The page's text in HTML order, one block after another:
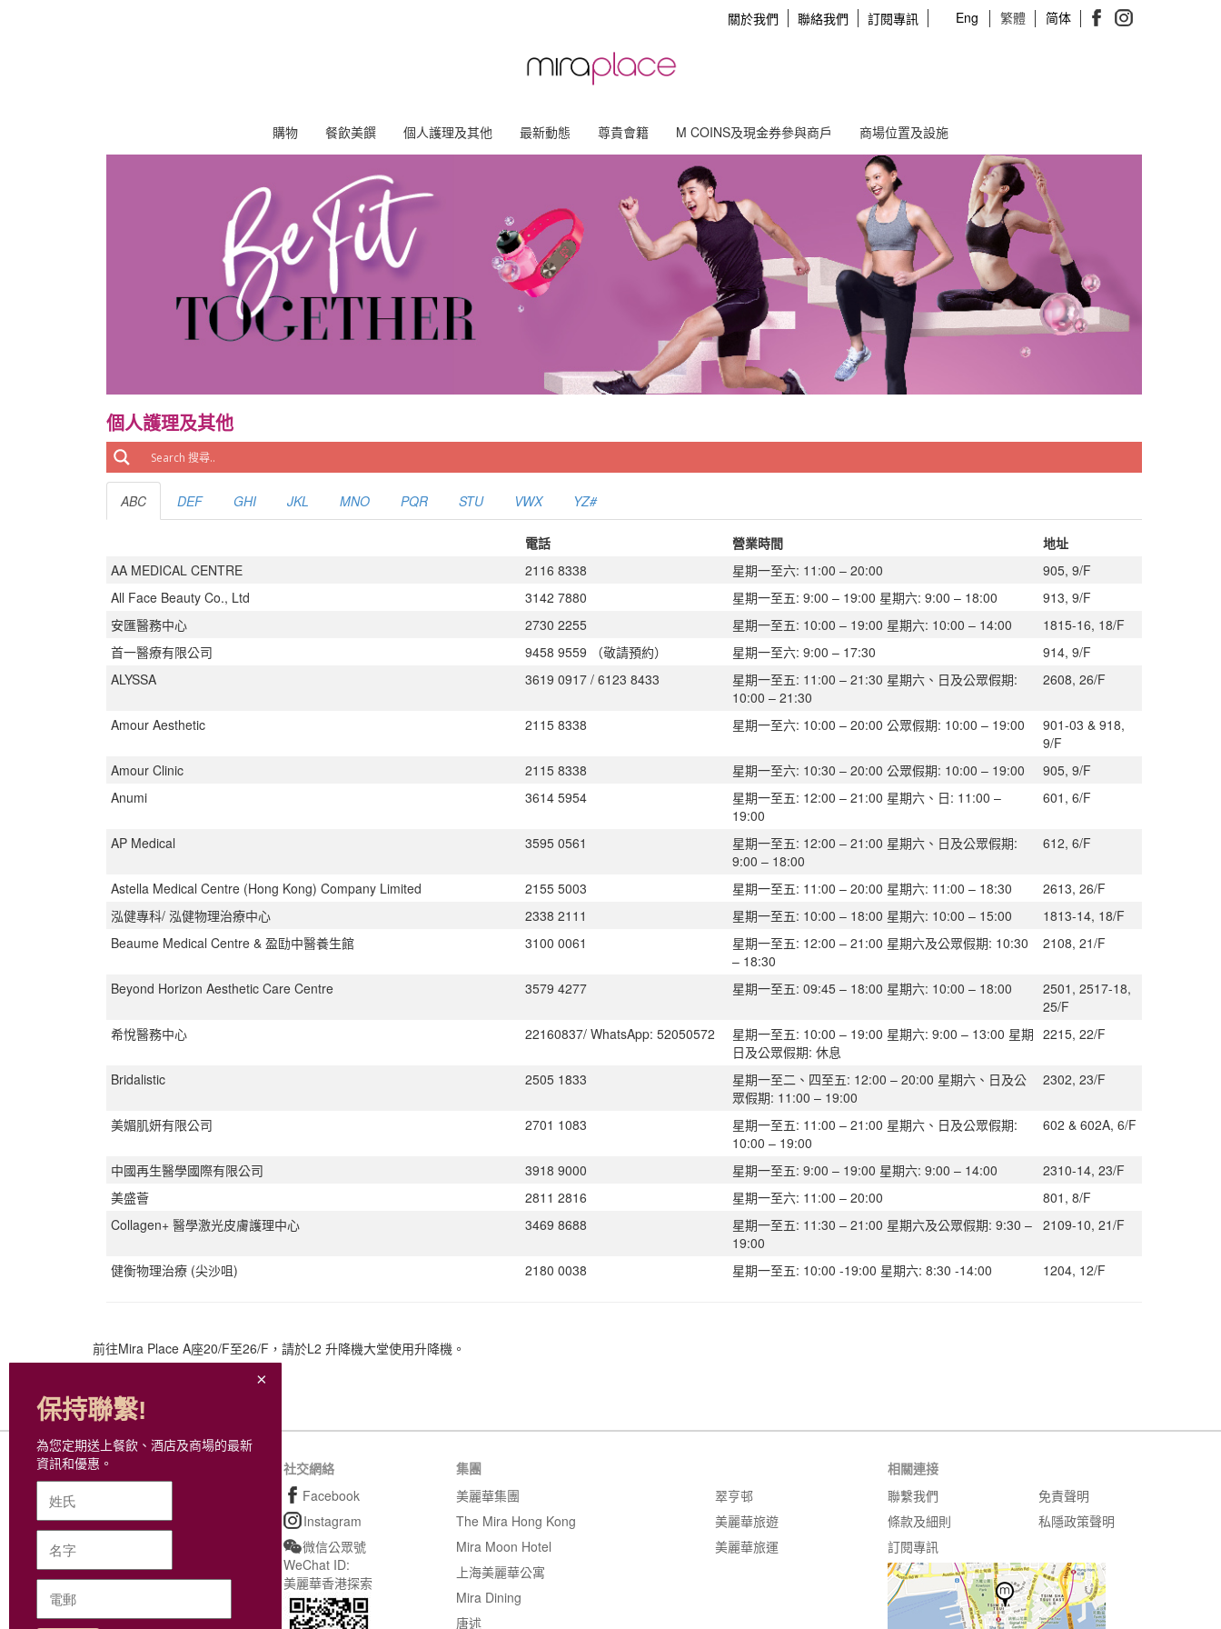
Eng 繁體 简体
關於我們 聯絡我們 訂閱專訊
購物 餐飲美饌 個人護理及其他 最新動態 尊貴會籍 M COINS及現金券參與商戶 商場位置及設施
個人護理及其他
ABC DEF GHI JKL MNO PQR STU VWX YZ#
電話 營業時間
地址
AA MEDICAL CENTRE
2116 8338 星期一至六: 11:00 – 20:00
905, 9/F
All Face Beauty Co., Ltd
3142 7880 星期一至五: 9:00 – 19:00 星期六: 9:00 – 18:00
913, 9/F
安匯醫務中心
2730 2255 星期一至五: 10:00 – 19:00 星期六: 10:00 – 14:00
1815-16, 18/F
首一醫療有限公司
9458 9559 （敬請預約） 星期一至六: 9:00 – 17:30
914, 9/F
ALYSSA
3619 0917 / 6123 8433
星期一至五: 11:00 – 21:30 星期六、日及公眾假期:
10:00 – 21:30
2608, 26/F
Amour Aesthetic 2115 8338 星期一至六: 10:00 – 20:00 公眾假期: 10:00 – 19:00
901-03 & 918,
9/F
Amour Clinic
2115 8338 星期一至六: 10:30 – 20:00 公眾假期: 10:00 – 19:00
905, 9/F
Anumi
3614 5954
星期一至五: 12:00 – 21:00 星期六、日: 11:00 –
19:00
601, 6/F
AP Medical 3595 0561
星期一至五: 12:00 – 21:00 星期六、日及公眾假期:
9:00 – 18:00
612, 6/F
Astella Medical Centre (Hong Kong) Company Limited 2155 5003 星期一至五: 11:00 – 20:00 星期六: 11:00 – 18:30
2613, 26/F
泓健專科/ 泓健物理治療中心
2338 2111 星期一至五: 10:00 – 18:00 星期六: 10:00 – 15:00
1813-14, 18/F
Beaume Medical Centre & 盈劻中醫養生館
3100 0061
星期一至五: 12:00 – 21:00 星期六及公眾假期: 10:30
– 18:30
2108, 21/F
Beyond Horizon Aesthetic Care Centre 3579 4277 星期一至五: 09:45 – 18:00 星期六: 10:00 – 18:00
2501, 2517-18,
25/F
希悅醫務中心
22160837/ WhatsApp: 52050572
星期一至五: 10:00 – 19:00 星期六: 9:00 – 13:00 星期
日及公眾假期: 休息
2215, 22/F
Bridalistic 2505 1833
星期一至二、四至五: 12:00 – 20:00 星期六、日及公
眾假期: 11:00 – 19:00
2302, 23/F
美媚肌妍有限公司 2701 1083
星期一至五: 11:00 – 21:00 星期六、日及公眾假期:
10:00 – 19:00
602 & 602A, 6/F
中國再生醫學國際有限公司 3918 9000 星期一至五: 9:00 – 19:00 星期六: 9:00 – 14:00
2310-14, 23/F
美盛薈
2811 2816 星期一至六: 11:00 – 20:00
801, 8/F
Collagen+ 醫學激光皮膚護理中心
3469 8688
星期一至五: 11:30 – 21:00 星期六及公眾假期: 9:30 –
19:00
2109-10, 21/F
健衡物理治療 (尖沙咀) 2180 0038 星期一至五: 10:00 -19:00 星期六: 8:30 -14:00 1204, 12/F
前往Mira Place A座20/F至26/F，請於L2 升降機大堂使用升降機。
餐飲美饌
最新動態
M Coins及現金券參與商
社交網絡
Facebook
Instagram
微信公眾號
WeChat ID:
美麗華香港探索
集團
美麗華集團
The Mira Hong Kong
Mira Moon Hotel
上海美麗華公寓
Mira Dining
唐述
翠亨邨
美麗華旅遊
美麗華旅運
相關連接
聯繫我們
條款及細則
訂閱專訊
免責聲明
私隱政策聲明
保持聯繫!
為您定期送上餐飲、酒店及商場的最新
資訊和優惠。